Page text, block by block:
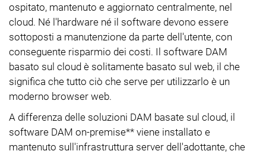
ospitato, mantenuto e aggiornato centralmente, nel
cloud. Né l'hardware né il software devono essere
sottoposti a manutenzione da parte dell'utente, con
conseguente risparmio dei costi. Il software DAM
basato sul cloud è solitamente basato sul web, il che
significa che tutto ciò che serve per utilizzarlo è un
moderno browser web.
A differenza delle soluzioni DAM basate sul cloud, il
software DAM on-premise** viene installato e
mantenuto sull'infrastruttura server dell'adottante, che